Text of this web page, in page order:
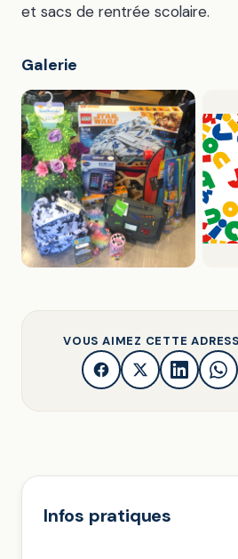
et sacs de rentrée scolaire.
Galerie
VOUS AIMEZ CETTE
Infos pratiques